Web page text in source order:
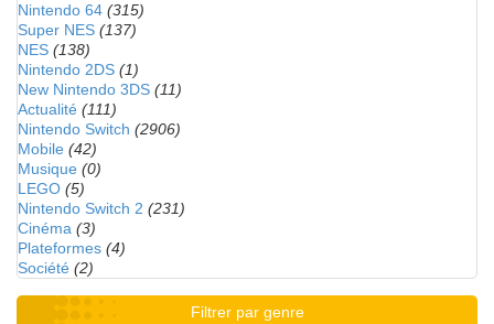
Nintendo 64 (315)
Super NES (137)
NES (138)
Nintendo 2DS (1)
New Nintendo 3DS (11)
Actualité (111)
Nintendo Switch (2906)
Mobile (42)
Musique (0)
LEGO (5)
Nintendo Switch 2 (231)
Cinéma (3)
Plateformes (4)
Société (2)
Filtrer par genre